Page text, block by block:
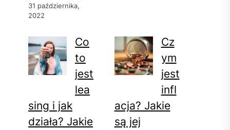
31 października,
2022
Co
to
jest
lea
sing i jak
działa? Jakie
Cz
ym
jest
infl
acja? Jakie
są jej